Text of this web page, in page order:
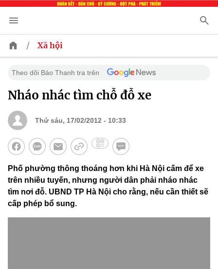
/ Xã hội
Theo dõi Báo Thanh tra trên
Nháo nhác tìm chỗ đỗ xe
Thứ sáu, 17/02/2012 - 10:33
Phố phường thông thoáng hơn khi Hà Nội cấm để xe
trên nhiều tuyến, nhưng người dân phải nháo nhác
tìm nơi đỗ. UBND TP Hà Nội cho rằng, nếu cần thiết sẽ
cấp phép bổ sung.